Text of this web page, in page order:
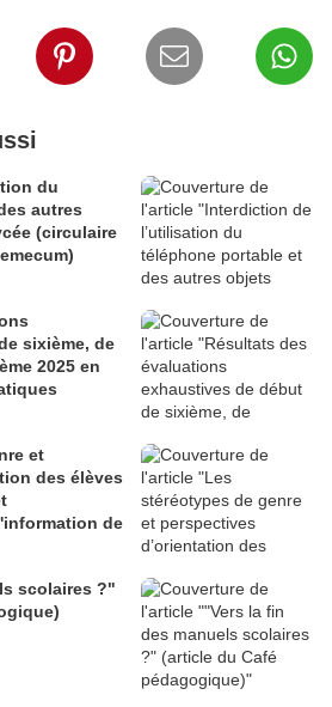
du
autres
(circulaire
sixième, de
2025 en
et
des élèves
de
scolaires ?"